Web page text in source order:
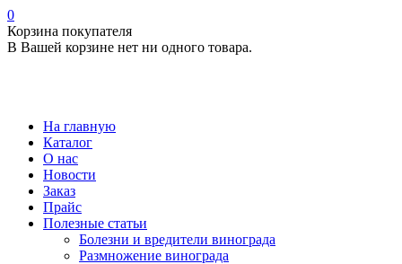
0
Корзина покупателя
В Вашей корзине нет ни одного товара.
На главную
Каталог
О нас
Новости
Заказ
Прайс
Полезные статьи
Болезни и вредители винограда
Размножение винограда